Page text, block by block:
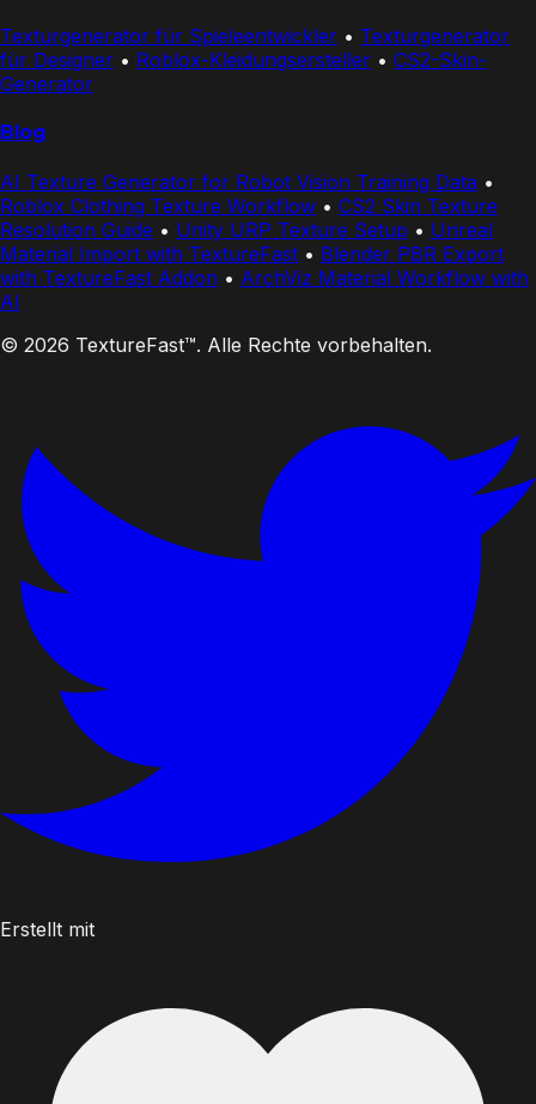
Texturgenerator für Spieleentwickler • Texturgenerator
für Designer • Roblox-Kleidungsersteller • CS2-Skin-
Generator
Blog
AI Texture Generator for Robot Vision Training Data •
Roblox Clothing Texture Workflow • CS2 Skin Texture
Resolution Guide • Unity URP Texture Setup • Unreal
Material Import with TextureFast • Blender PBR Export
with TextureFast Addon • ArchViz Material Workflow with
AI
© 2026 TextureFast™. Alle Rechte vorbehalten.
Erstellt mit